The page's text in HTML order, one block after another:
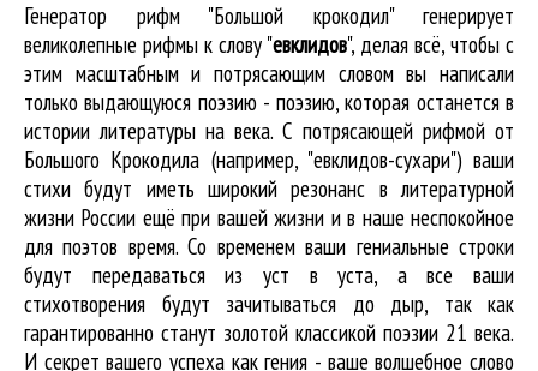
Генератор рифм "Большой крокодил" генерирует
великолепные рифмы к слову "евклидов", делая всё, чтобы с
этим масштабным и потрясающим словом вы написали
только выдающуюся поэзию - поэзию, которая останется в
истории литературы на века. С потрясающей рифмой от
Большого Крокодила (например, "евклидов-сухари") ваши
стихи будут иметь широкий резонанс в литературной
жизни России ещё при вашей жизни и в наше неспокойное
для поэтов время. Со временем ваши гениальные строки
будут передаваться из уст в уста, а все ваши
стихотворения будут зачитываться до дыр, так как
гарантированно станут золотой классикой поэзии 21 века.
И секрет вашего успеха как гения - ваше волшебное слово